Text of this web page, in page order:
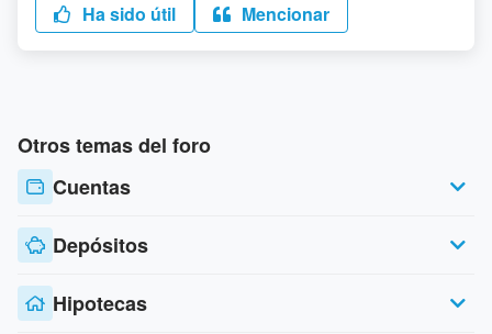
Ha sido útil Mencionar
Otros temas del foro
Cuentas
Depósitos
Hipotecas